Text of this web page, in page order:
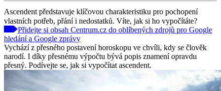
Ascendent představuje klíčovou charakteristiku pro pochopení
vlastních potřeb, přání i nedostatků. Víte, jak si ho vypočítáte?
Přidejte si obsah Centrum.cz do oblíbených zdrojů pro Google
hledání a Google zprávy
Vychází z přesného postavení horoskopu ve chvíli, kdy se člověk
narodí. I díky přesnému výpočtu bývá popis znamení opravdu
přesný. Podívejte se, jak si vypočítat ascendent.